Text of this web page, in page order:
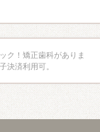
ク！矯正歯科がありま
決済利用可。